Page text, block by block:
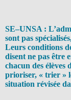
SE–UNSA :
sont pas
Leurs conditions
disent ne pas être
chacun des élèves
prioriser, « trier »
situation révisée